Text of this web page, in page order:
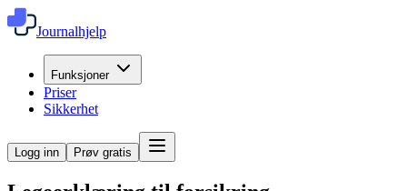
Journalhjelp
Funksjoner
Priser
Sikkerhet
Logg inn Prøv gratis